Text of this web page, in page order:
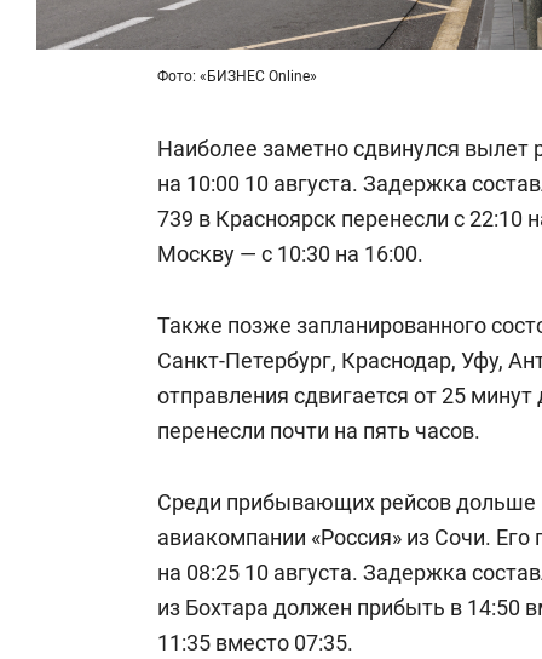
Фото: «БИЗНЕС Online»
Наиболее заметно сдвинулся вылет
на 10:00 10 августа. Задержка
739 в Красноярск перенесли с 22:10
Москву — с 10:30 на 16:00.
Также позже запланированного
Санкт-Петербург, Краснодар, Уфу,
отправления сдвигается от 25
перенесли почти на пять часов.
Среди прибывающих рейсов дольше
авиакомпании «Россия» из Сочи. Его
на 08:25 10 августа. Задержка
из Бохтара должен прибыть в 14:50
11:35 вместо 07:35.